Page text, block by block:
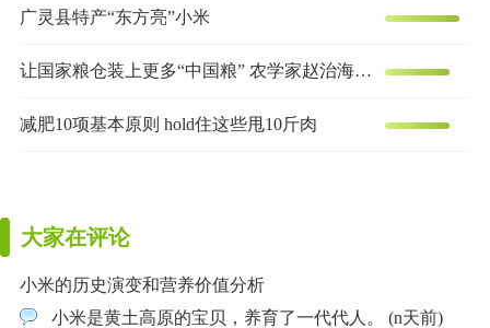
广灵县特产“东方亮”小米
让国家粮仓装上更多“中国粮” 农学家赵治海的谷子梦
减肥10项基本原则 hold住这些甩10斤肉
大家在评论
小米的历史演变和营养价值分析
小米是黄土高原的宝贝，养育了一代代人。 (n天前)